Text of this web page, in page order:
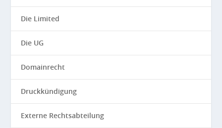
Die Limited
Die UG
Domainrecht
Druckkündigung
Externe Rechtsabteilung